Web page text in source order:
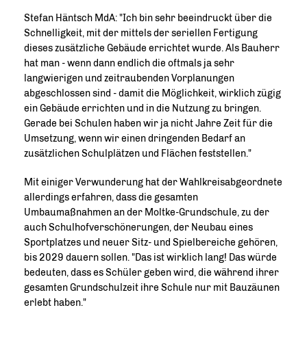
Stefan Häntsch MdA: "Ich bin sehr beeindruckt über die
Schnelligkeit, mit der mittels der seriellen Fertigung
dieses zusätzliche Gebäude errichtet wurde. Als Bauherr
hat man - wenn dann endlich die oftmals ja sehr
langwierigen und zeitraubenden Vorplanungen
abgeschlossen sind - damit die Möglichkeit, wirklich zügig
ein Gebäude errichten und in die Nutzung zu bringen.
Gerade bei Schulen haben wir ja nicht Jahre Zeit für die
Umsetzung, wenn wir einen dringenden Bedarf an
zusätzlichen Schulplätzen und Flächen feststellen."
Mit einiger Verwunderung hat der Wahlkreisabgeordnete
allerdings erfahren, dass die gesamten
Umbaumaßnahmen an der Moltke-Grundschule, zu der
auch Schulhofverschönerungen, der Neubau eines
Sportplatzes und neuer Sitz- und Spielbereiche gehören,
bis 2029 dauern sollen. "Das ist wirklich lang! Das würde
bedeuten, dass es Schüler geben wird, die während ihrer
gesamten Grundschulzeit ihre Schule nur mit Bauzäunen
erlebt haben."